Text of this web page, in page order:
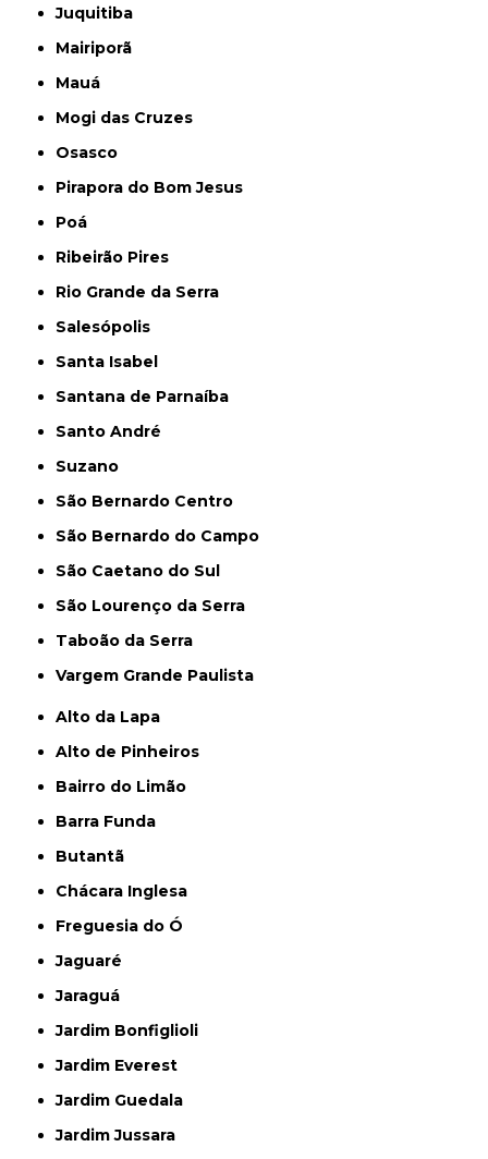
Juquitiba
Mairiporã
Mauá
Mogi das Cruzes
Osasco
Pirapora do Bom Jesus
Poá
Ribeirão Pires
Rio Grande da Serra
Salesópolis
Santa Isabel
Santana de Parnaíba
Santo André
Suzano
São Bernardo Centro
São Bernardo do Campo
São Caetano do Sul
São Lourenço da Serra
Taboão da Serra
Vargem Grande Paulista
Alto da Lapa
Alto de Pinheiros
Bairro do Limão
Barra Funda
Butantã
Chácara Inglesa
Freguesia do Ó
Jaguaré
Jaraguá
Jardim Bonfiglioli
Jardim Everest
Jardim Guedala
Jardim Jussara